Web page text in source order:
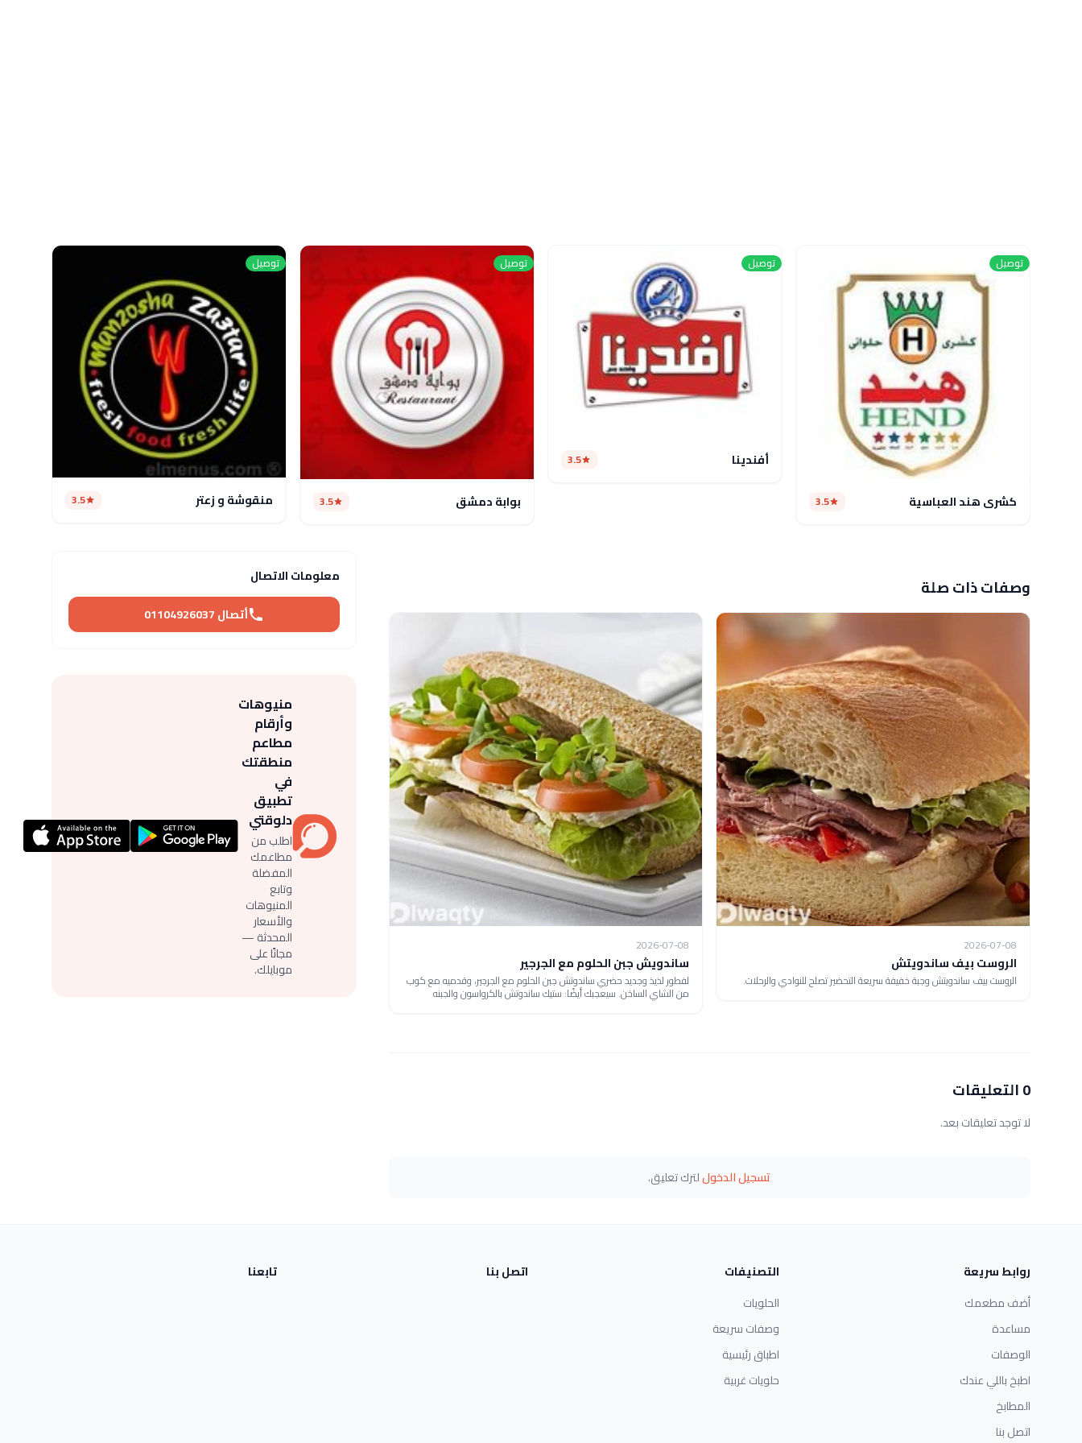
توصيل
كشرى هند العباسية 3.5
توصيل
أفندينا 3.5
توصيل
بوابة دمشق 3.5
توصيل
منقوشة و زعتر 3.5
وصفات ذات صلة
2026-07-08
الروست بيف ساندويتش
الروست بيف ساندويتش وجبة خفيفة سريعة التحضير تصلح للنوادي والرحلات.
2026-07-08
ساندويش جبن الحلوم مع الجرجير
لفطور لذيذ وجديد حضري ساندوتش جبن الحلوم مع الجرجير، وقدميه مع كوب
من الشاي الساخن. سيعجبك أيضًا: ستيك ساندوتش بالكرواسون والجبنه
0 التعليقات
لا توجد تعليقات بعد.
تسجيل الدخوللترك تعليق.
معلومات الاتصال
أتصال 01104926037
منيوهات
وأرقام
مطاعم
منطقتك
في
تطبيق
دلوقتي
اطلب من
مطاعمك
المفضلة
وتابع
المنيوهات
والأسعار
المحدثة —
مجانًا على
موبايلك.
روابط سريعة
أضف مطعمك
مساعدة
الوصفات
اطبخ باللي عندك
المطابخ
اتصل بنا
التصنيفات
الحلويات
وصفات سريعة
اطباق رئيسية
حلويات غربية
اتصل بنا تابعنا